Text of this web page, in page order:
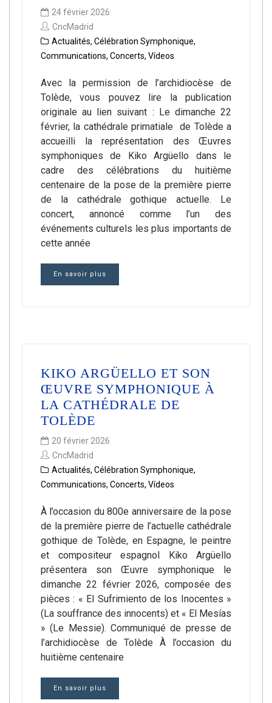
24 février 2026
CncMadrid
Actualités, Célébration Symphonique,
Communications, Concerts, Vídeos
Avec la permission de l’archidiocèse de
Tolède, vous pouvez lire la publication
originale au lien suivant : Le dimanche 22
février, la cathédrale primatiale de Tolède a
accueilli la représentation des Œuvres
symphoniques de Kiko Argüello dans le
cadre des célébrations du huitième
centenaire de la pose de la première pierre
de la cathédrale gothique actuelle. Le
concert, annoncé comme l’un des
événements culturels les plus importants de
cette année
En savoir plus
KIKO ARGÜELLO ET SON
ŒUVRE SYMPHONIQUE À
LA CATHÉDRALE DE
TOLÈDE
20 février 2026
CncMadrid
Actualités, Célébration Symphonique,
Communications, Concerts, Vídeos
À l’occasion du 800e anniversaire de la pose
de la première pierre de l’actuelle cathédrale
gothique de Tolède, en Espagne, le peintre
et compositeur espagnol Kiko Argüello
présentera son Œuvre symphonique le
dimanche 22 février 2026, composée des
pièces : « El Sufrimiento de los Inocentes »
(La souffrance des innocents) et « El Mesías
» (Le Messie). Communiqué de presse de
l’archidiocèse de Tolède À l’occasion du
huitième centenaire
En savoir plus